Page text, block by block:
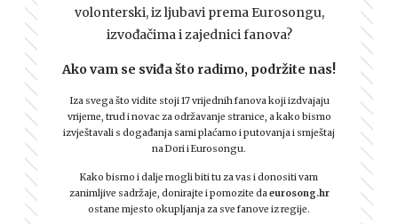
volonterski, iz ljubavi prema Eurosongu,
izvođačima i zajednici fanova?
Ako vam se sviđa što radimo, podržite nas!
Iza svega što vidite stoji 17 vrijednih fanova koji izdvajaju
vrijeme, trud i novac za održavanje stranice, a kako bismo
izvještavali s događanja sami plaćamo i putovanja i smještaj
na Dori i Eurosongu.
Kako bismo i dalje mogli biti tu za vas i donositi vam
zanimljive sadržaje, donirajte i pomozite daeurosong.hr
ostane mjesto okupljanja za sve fanove iz regije.